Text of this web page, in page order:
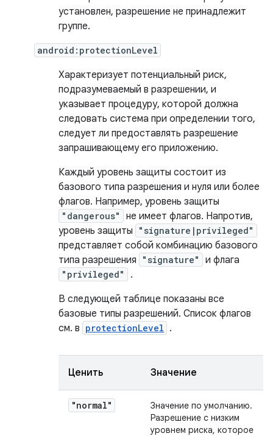
установлен, разрешение не принадлежит
группе.
android:protectionLevel
Характеризует потенциальный риск,
подразумеваемый в разрешении, и
указывает процедуру, которой должна
следовать система при определении того,
следует ли предоставлять разрешение
запрашивающему его приложению.
Каждый уровень защиты состоит из
базового типа разрешения и нуля или более
флагов. Например, уровень защиты
"dangerous"
не имеет флагов. Напротив,
уровень защиты
"signature|privileged"
представляет собой комбинацию базового
типа разрешения
"signature" и флага
"privileged"
.
В следующей таблице показаны все
базовые типы разрешений. Список флагов
см. в protectionLevel .
Ценить Значение
"normal"
Значение по умолчанию.
Разрешение с низким
уровнем риска, которое